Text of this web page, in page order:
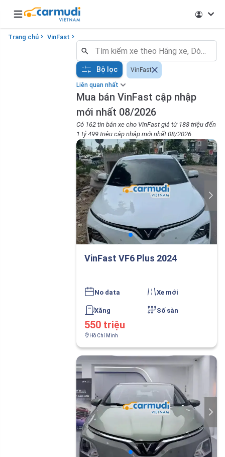
Open main menu
Trang chủ VinFast
Liên quan nhất
Mua bán VinFast cập nhập
mới nhất 08/2026
Có 162 tin bán xe cho VinFast giá từ 188 triệu đến
1 tỷ 499 triệu cập nhập mới nhất 08/2026
Bộ lọc VinFast
VinFast VF6 Plus 2024
No data Xe mới
Xăng Số sàn
550 triệu
Hồ Chí Minh